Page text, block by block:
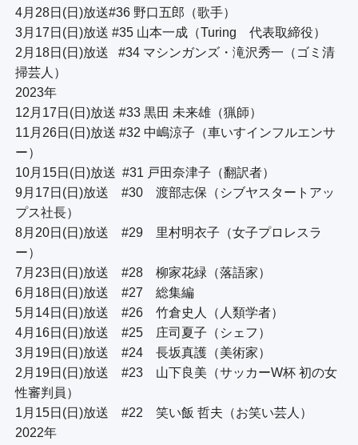
4月28日(日)放送#36 野口五郎（歌手）
3月17日(日)放送 #35 山本一成（Turing　代表取締役）
2月18日(日)放送   #34 マシンガンズ・滝沢秀一（ゴミ清
掃芸人）
2023年
12月17日(日)放送 #33 黒田 未来雄（猟師）
11月26日(日)放送 #32 中嶋涼子（車いすインフルエンサ
ー）
10月15日(日)放送  #31 戸田奈津子（翻訳者）
9月17日(日)放送　#30　渡部志保（シブヤスタートアッ
プス社長）
8月20日(日)放送　#29　里村明衣子（女子プロレスラ
ー）
7月23日(日)放送　#28　柳家花緑（落語家）
6月18日(日)放送　#27　総集編
5月14日(日)放送　#26　竹倉史人（人類学者）
4月16日(日)放送　#25　庄司夏子（シェフ）
3月19日(日)放送　#24　長坂真護（美術家）
2月19日(日)放送　#23　山下良美（サッカーW杯 初の女
性審判員）
1月15日(日)放送　#22　笑い飯 哲夫（お笑い芸人）
2022年